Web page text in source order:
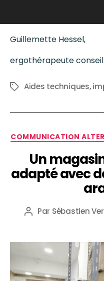
Guillemette Hessel,
ergothérapeute conseil.
Aides techniques,
COMMUNICATION
Un
adapté avec
Par Sébastien